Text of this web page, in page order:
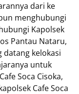
dari ke
menghubungi
Kapolsek
Pantau Nataru,
datang kelokasi
untuk
Soca Cisoka,
Cafe Soca